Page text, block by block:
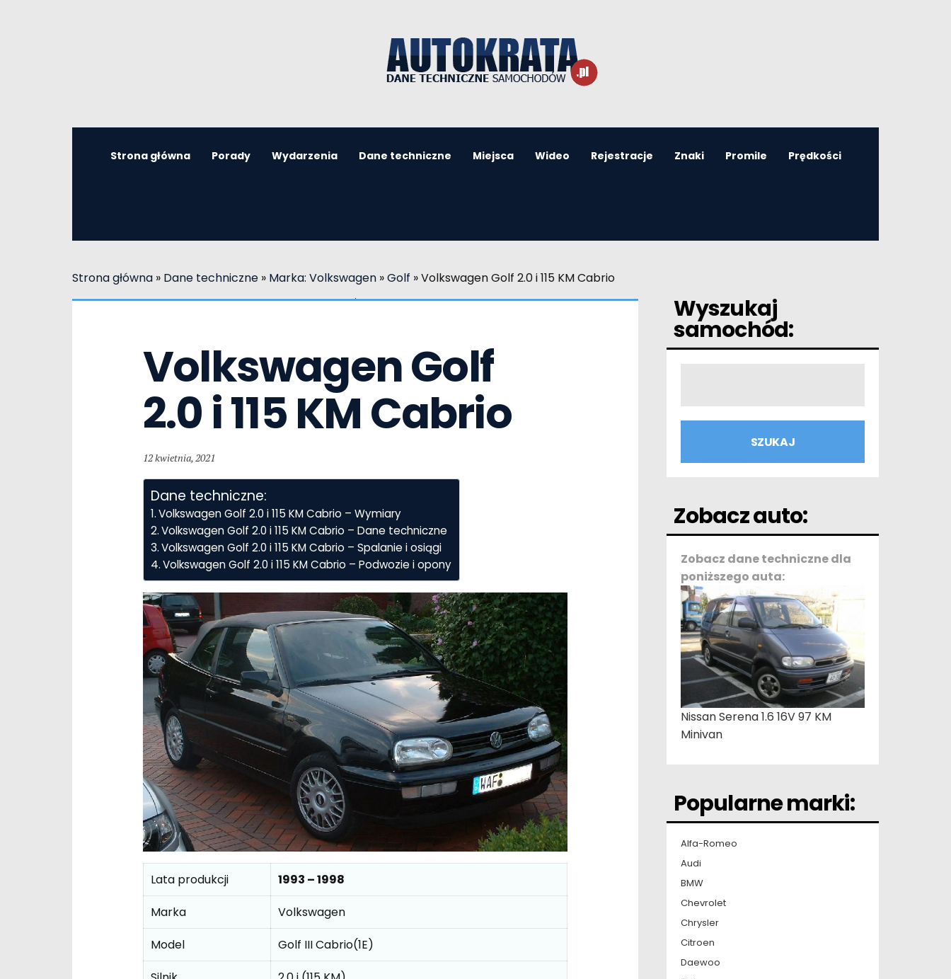
Strona główna Porady Wydarzenia Dane techniczne Miejsca Wideo Rejestracje Znaki Promile Prędkości
Strona główna » Dane techniczne » Marka: Volkswagen »Golf »Volkswagen Golf 2.0 i 115 KM Cabrio
Volkswagen Golf
2.0 i 115 KM Cabrio
12 kwietnia, 2021
Dane techniczne:
Volkswagen Golf 2.0 i 115 KM Cabrio – Wymiary
Volkswagen Golf 2.0 i 115 KM Cabrio – Dane techniczne
Volkswagen Golf 2.0 i 115 KM Cabrio – Spalanie i osiągi
Volkswagen Golf 2.0 i 115 KM Cabrio – Podwozie i opony
Lata produkcji
1993 – 1998
Marka
Volkswagen
Model
Golf III Cabrio(1E)
Wyszukaj
samochód:
Zobacz auto:
Zobacz dane techniczne dla
poniższego auta:
Nissan Serena 1.6 16V 97 KM
Minivan
Popularne marki:
Alfa-Romeo
Audi
BMW
Chevrolet
Chrysler
Citroen
Daewoo